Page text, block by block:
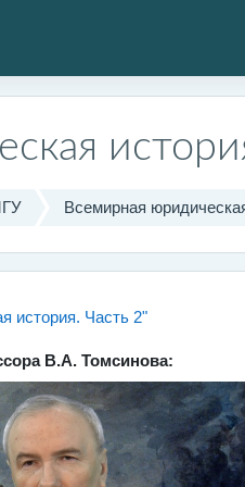
Всемирная
история. Часть 2"
Страница
В.А. Томсинова: